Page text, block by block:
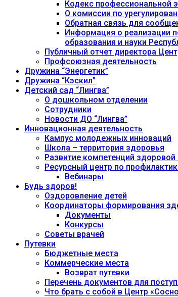
Кодекс профессиональной
О комиссии по
Обратная связь для
Информация о реализации
образования и науки
Публичный отчет директора
Профсоюзная деятельность
Дружина “Энергетик”
Дружина “Кэскил”
Детский сад “Лингва”
О дошкольном отделении
Сотрудники
Новости ДО “Лингва”
Инновационная деятельность
Кампус молодежных инноваций
Школа – территория здоровья
Развитие компетенций
Ресурсный центр по
Вебинары
Будь здоров!
Оздоровление детей
Координаторы формирования
Документы
Конкурсы
Советы врачей
Путевки
Бюджетные места
Коммерческие места
Возврат путевки
Перечень документов для
Что брать с собой в Центр